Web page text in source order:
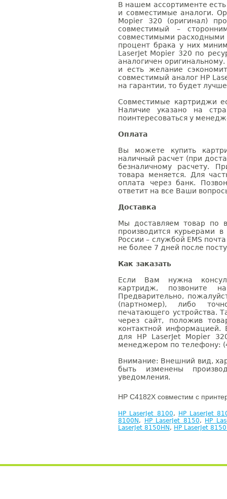
В нашем ассортименте
и совместимые аналоги.
Mopier 320 (оригинал)
совместимый –
совместимыми расходными
процент брака у них
LaserJet Mopier 320 по
аналогичен
и есть желание
совместимый аналог HP
на гарантии, то будет
Совместимые картриджи
Наличие указано на
поинтересоваться у
Оплата
Вы можете купить
наличный расчет (при
безналичному расчету.
товара меняется. Для
оплата через банк.
ответит на все Ваши
Доставка
Мы доставляем товар по
производится курьерами
России – службой EMS
не более 7 дней после
Как заказать
Если Вам нужна
картридж, позвоните
Предварительно,
(партномер), либо
печатающего устройства.
через сайт, положив
контактной информацией.
для HP LaserJet Mopier
менеджером по телефону:
Внимание: Внешний вид,
быть изменены
уведомления.
HP C4182X совместим с
HP LaserJet 8100,
HP LaserJet
8100N , HP LaserJet 8150,
HP
LaserJet 8150HN , HP LaserJet